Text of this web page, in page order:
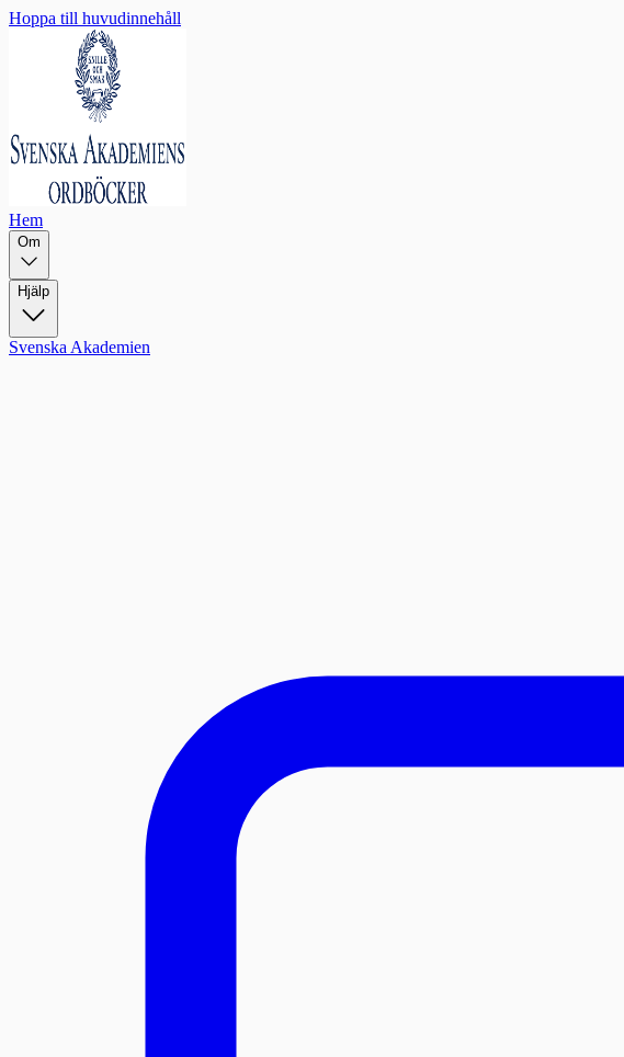
Hoppa till huvudinnehåll
Hem
Om
Hjälp
Svenska Akademien